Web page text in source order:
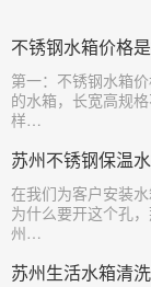
不锈钢水箱价格
第一：不锈钢水箱
的水箱，长宽高规
样…
苏州不锈钢保温
在我们为客户安装
为什么要开这个孔
州…
苏州生活水箱清